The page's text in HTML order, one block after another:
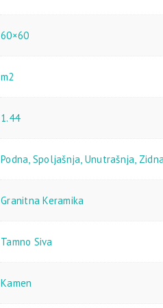
60×60
m2
1.44
Podna, Spoljašnja, Unutrašnja,
Granitna Keramika
Tamno Siva
Kamen